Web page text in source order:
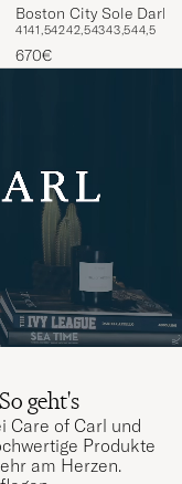
Boston City Sole Dark
4141,54242,54343,544,5
670€
geht's
Care of Carl und
Produkte
am Herzen.